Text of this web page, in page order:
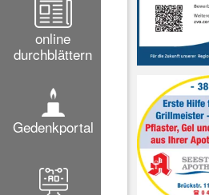
online
durchblättern
Gedenkportal